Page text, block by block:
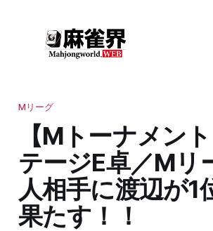
Mリーグ
【Mトーナメン
テージE卓／Mリ
人相手に渡辺が1
果たす！！